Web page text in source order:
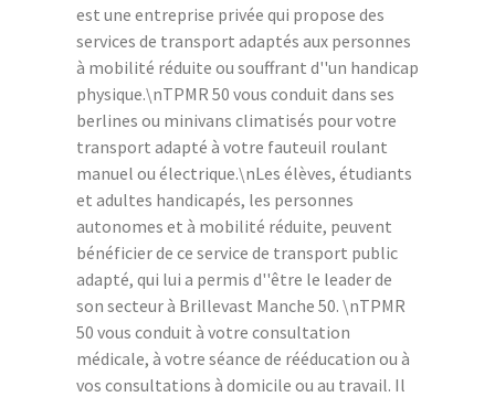
est une entreprise privée qui propose des
services de transport adaptés aux personnes
à mobilité réduite ou souffrant d''un handicap
physique.\nTPMR 50 vous conduit dans ses
berlines ou minivans climatisés pour votre
transport adapté à votre fauteuil roulant
manuel ou électrique.\nLes élèves, étudiants
et adultes handicapés, les personnes
autonomes et à mobilité réduite, peuvent
bénéficier de ce service de transport public
adapté, qui lui a permis d''être le leader de
son secteur à Brillevast Manche 50. \nTPMR
50 vous conduit à votre consultation
médicale, à votre séance de rééducation ou à
vos consultations à domicile ou au travail. Il